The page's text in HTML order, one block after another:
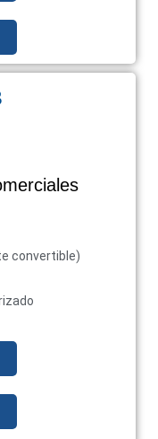
convertible)